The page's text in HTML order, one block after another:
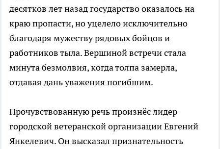
десятков лет назад государство оказалось на
краю пропасти, но уцелело исключительно
благодаря мужеству рядовых бойцов и
работников тыла. Вершиной встречи стала
минута безмолвия, когда толпа замерла,
отдавая дань уважения погибшим.
Прочувствованную речь произнёс лидер
городской ветеранской организации Евгений
Янкелевич. Он высказал признательность